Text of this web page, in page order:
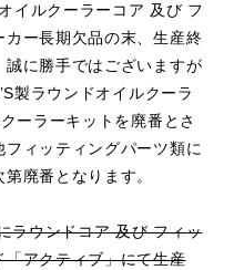
イルクーラーコア 及び フ
カー長期欠品の末、生産終
に勝手ではございますが
製ラウンドオイルクーラ
ーラーキットを廃番とさ
ィッティングパーツ類に
廃番となります。
ラウンドコア 及び フィッ
アクティブ」にて生産